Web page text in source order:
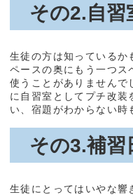
その2.自習
生徒の方は知っているか
ペースの奥にもう一つス
使うことがありませんで
に自習室としてプチ改装
い、宿題がわからない時
その3.補習
生徒にとってはいやな響